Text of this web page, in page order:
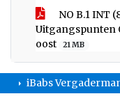
NO B.1 INT
Uitgangspunten
oost
21 MB
iBabs